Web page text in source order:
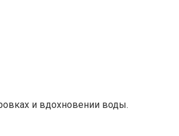
и вдохновении воды.